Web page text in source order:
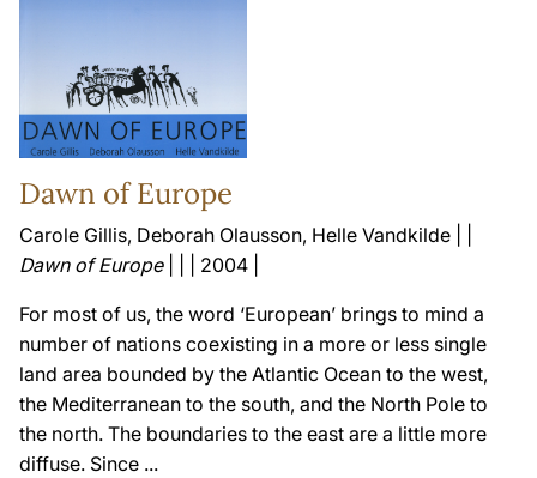
Dawn of Europe
Carole Gillis, Deborah Olausson, Helle Vandkilde | |
Dawn of Europe| | | 2004 |
For most of us, the word ‘European’ brings to mind a
number of nations coexisting in a more or less single
land area bounded by the Atlantic Ocean to the west,
the Mediterranean to the south, and the North Pole to
the north. The boundaries to the east are a little more
diffuse. Since ...